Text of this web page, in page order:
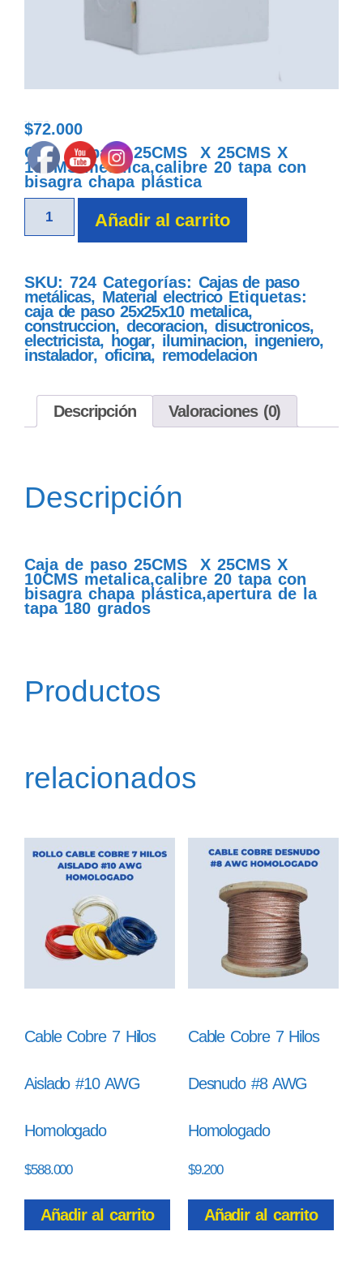
$72.000
Caja de paso 25CMS X 25CMS X
10CMS metalica,calibre 20 tapa con
bisagra chapa plástica
Añadir al carrito
SKU: 724 Categorías: Cajas de paso
metálicas, Material electrico Etiquetas:
caja de paso 25x25x10 metalica,
construccion, decoracion, disuctronicos,
electricista, hogar, iluminacion, ingeniero,
instalador, oficina, remodelacion
Descripción Valoraciones (0)
Descripción
Caja de paso 25CMS X 25CMS X
10CMS metalica,calibre 20 tapa con
bisagra chapa plástica,apertura de la
tapa 180 grados
Productos
relacionados
Cable Cobre 7 Hilos
Aislado #10 AWG
Homologado
$588.000
Añadir al carrito
Cable Cobre 7 Hilos
Desnudo #8 AWG
Homologado
$9.200
Añadir al carrito